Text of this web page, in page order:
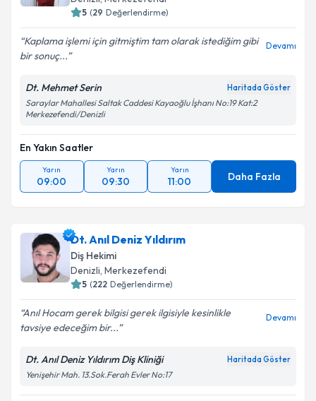
5 (29 Değerlendirme)
Kaplama işlemi için gitmiştim tam olarak istediğim gibi
bir sonuç...
Devamı
Dt. Mehmet Serin Haritada Göster
Saraylar Mahallesi Saltak Caddesi Kayaoğlu İşhanı No:19 Kat:2
Merkezefendi/Denizli
En Yakın Saatler
Yarın
09:00
Yarın
09:30
Yarın
11:00 Daha Fazla
Dt. Anıl Deniz Yıldırım
Diş Hekimi
Denizli, Merkezefendi
5 (222 Değerlendirme)
Anıl Hocam gerek bilgisi gerek ilgisiyle kesinlikle
tavsiye edeceğim bir...
Devamı
Dt. Anıl Deniz Yıldırım Diş Kliniği Haritada Göster
Yenişehir Mah. 13.Sok.Ferah Evler No:17